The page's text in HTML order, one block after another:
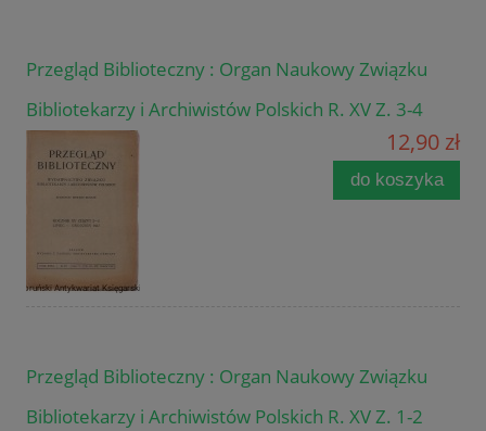
Przegląd Biblioteczny : Organ Naukowy Związku
Bibliotekarzy i Archiwistów Polskich R. XV Z. 3-4
12,90 zł
do koszyka
Przegląd Biblioteczny : Organ Naukowy Związku
Bibliotekarzy i Archiwistów Polskich R. XV Z. 1-2